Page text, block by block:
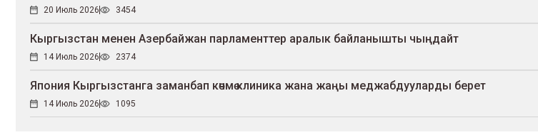
20 Июль 2026 3454
Кыргызстан менен Азербайжан парламенттер аралык байланышты чыңдайт
14 Июль 2026 2374
Япония Кыргызстанга заманбап көчмө клиника жана жаңы меджабдууларды берет
14 Июль 2026 1095